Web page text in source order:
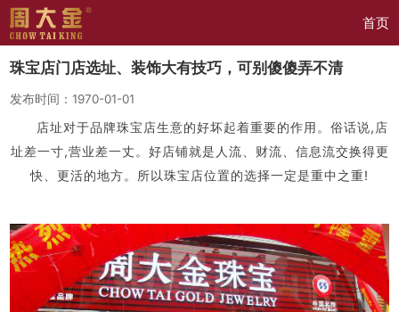
首页
珠宝店门店选址、装饰大有技巧，可别傻傻弄不清
发布时间：1970-01-01
店址对于品牌珠宝店生意的好坏起着重要的作用。俗话说,店
址差一寸,营业差一丈。好店铺就是人流、财流、信息流交换得更
快、更活的地方。所以珠宝店位置的选择一定是重中之重!